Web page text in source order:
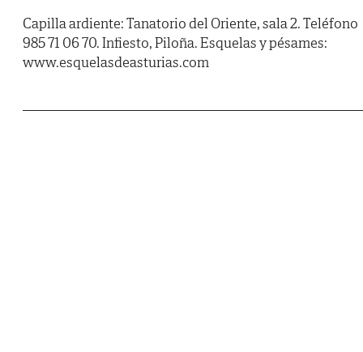
Capilla ardiente: Tanatorio del Oriente, sala 2. Teléfono
985 71 06 70. Infiesto, Piloña. Esquelas y pésames:
www.esquelasdeasturias.com